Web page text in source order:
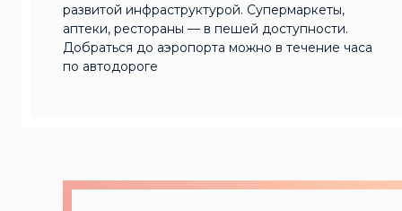
развитой инфраструктурой. Супермаркеты,
аптеки, рестораны — в пешей доступности.
Добраться до аэропорта можно в течение часа
по автодороге